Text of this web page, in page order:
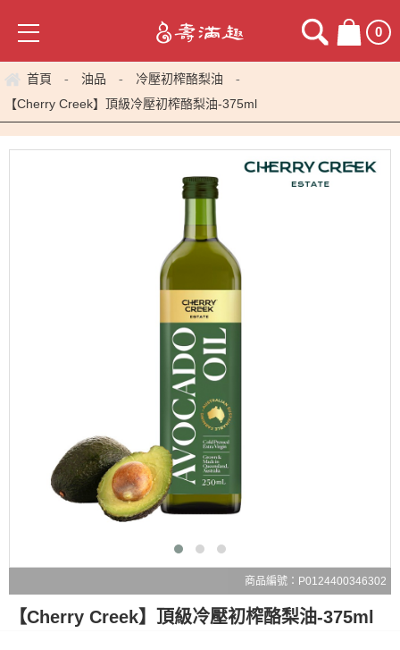
0
首頁 - 油品 - 冷壓初榨酪梨油 -
【Cherry Creek】頂級冷壓初榨酪梨油-375ml
商品編號：P0124400346302
【Cherry Creek】頂級冷壓初榨酪梨油-375ml